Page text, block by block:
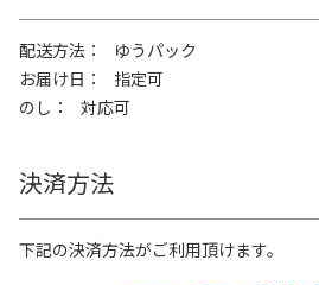
配送方法
ゆうパック
お届け日
指定可
のし
対応可
決済方法
下記の決済方法がご利用頂けます。